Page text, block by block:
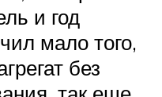
и год
мало того,
без